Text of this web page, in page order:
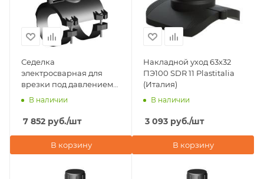
Седелка
электросварная для
врезки под давлением
D63х40 ПЭ100 SDR 11
В наличии
7 852 руб./шт
В корзину
Накладной уход 63х32
ПЭ100 SDR 11 Plastitalia
(Италия)
В наличии
3 093 руб./шт
В корзину